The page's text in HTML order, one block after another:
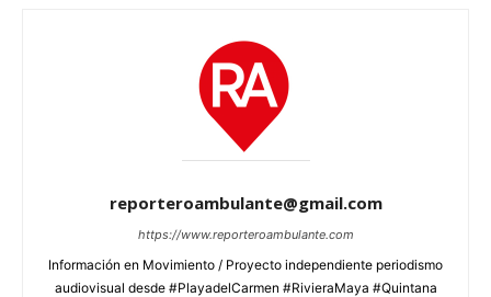
reporteroambulante@gmail.com
https://www.reporteroambulante.com
Información en Movimiento / Proyecto independiente periodismo
audiovisual desde #PlayadelCarmen #RivieraMaya #Quintana